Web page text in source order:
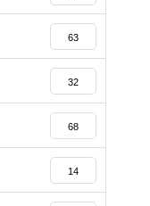
63
32
68
14